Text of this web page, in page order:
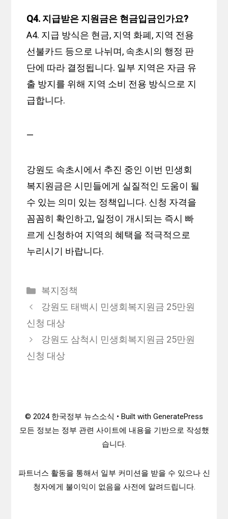
Q4. 지급받은 지원금은 현금입금인가요?
A4. 지급 방식은 현금, 지역 화폐, 지역 전용
선불카드 등으로 나뉘며, 속초시의 행정 판
단에 따라 결정됩니다. 일부 지역은 자금 유
출 방지를 위해 지역 소비 전용 방식으로 지
급합니다.
—
강원도 속초시에서 추진 중인 이번 민생회
복지원금은 시민들에게 실질적인 도움이 될
수 있는 의미 있는 정책입니다. 신청 자격을
꼼꼼히 확인하고, 일정이 개시되는 즉시 빠
르게 신청하여 지역의 혜택을 적극적으로
누리시기 바랍니다.
카
테
고
리
복지정책
강원도 태백시 민생회복지원금 25만원
신청 대상
강원도 삼척시 민생회복지원금 25만원
신청 대상
© 2024 한국정부 뉴스소식 • Built with GeneratePress
모든 정보는 정부 관련 사이트에 내용을 기반으로 작성했
습니다.
파트너스 활동을 통해서 일부 커미션을 받을 수 있으나 신
청자에게 불이익이 없음을 사전에 알려드립니다.